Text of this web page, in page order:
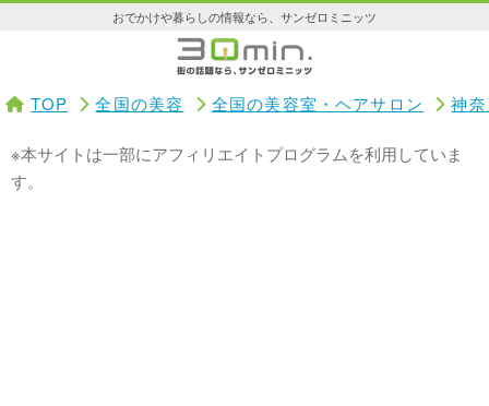
おでかけや暮らしの情報なら、サンゼロミニッツ
TOP 全国の美容 全国の美容室・ヘアサロン 神
※本サイトは一部にアフィリエイトプログラムを利用していま
す。